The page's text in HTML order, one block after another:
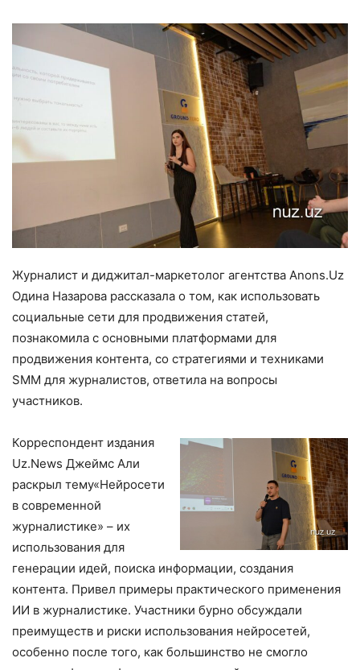
Журналист и диджитал-маркетолог агентства Anons.Uz
Одина Назарова рассказала о том, как использовать
социальные сети для продвижения статей,
познакомила с основными платформами для
продвижения контента, со стратегиями и техниками
SMM для журналистов, ответила на вопросы
участников.
Корреспондент издания
Uz.News Джеймс Али
раскрыл тему«Нейросети
в современной
журналистике» – их
использования для
генерации идей, поиска информации, создания
контента. Привел примеры практического применения
ИИ в журналистике. Участники бурно обсуждали
преимуществ и риски использования нейросетей,
особенно после того, как большинство не смогло